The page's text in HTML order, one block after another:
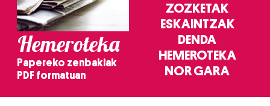
Hemeroteka
Papereko zenbakiak
PDF formatuan
ZOZKETAK
ESKAINTZAK
DENDA
HEMEROTEKA
NOR GARA